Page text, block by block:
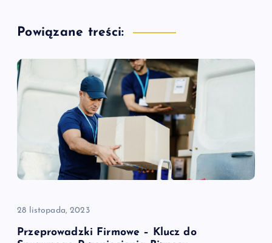
a
c
a
p
s
Powiązane treści:
28 listopada, 2023
Przeprowadzki Firmowe – Klucz do